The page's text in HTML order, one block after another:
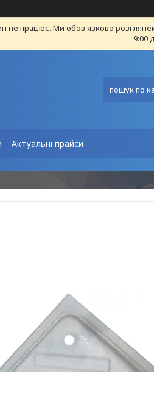
не працює. Ми обов'язково
9:00
Актуальні прайси